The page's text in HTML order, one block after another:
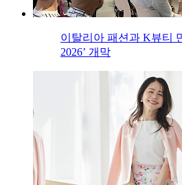
이탈리아 패션과 K뷰티
2026’ 개막